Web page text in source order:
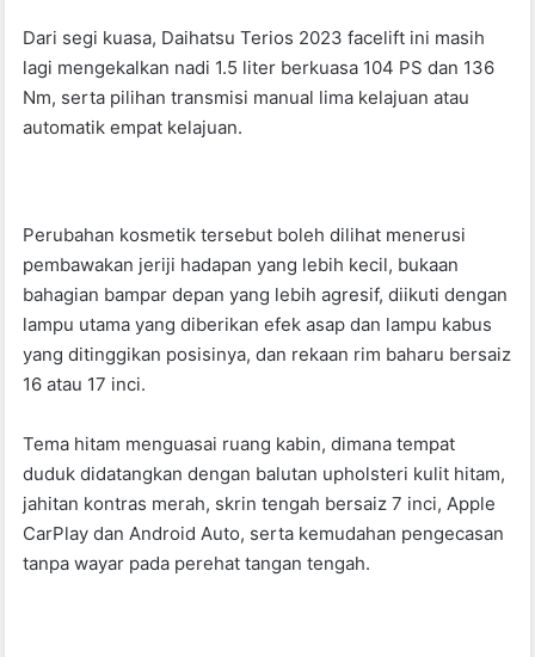
o
k
p
Dari segi kuasa, Daihatsu Terios 2023 facelift ini masih
lagi mengekalkan nadi 1.5 liter berkuasa 104 PS dan 136
Nm, serta pilihan transmisi manual lima kelajuan atau
automatik empat kelajuan.
Perubahan kosmetik tersebut boleh dilihat menerusi
pembawakan jeriji hadapan yang lebih kecil, bukaan
bahagian bampar depan yang lebih agresif, diikuti dengan
lampu utama yang diberikan efek asap dan lampu kabus
yang ditinggikan posisinya, dan rekaan rim baharu bersaiz
16 atau 17 inci.
Tema hitam menguasai ruang kabin, dimana tempat
duduk didatangkan dengan balutan upholsteri kulit hitam,
jahitan kontras merah, skrin tengah bersaiz 7 inci, Apple
CarPlay dan Android Auto, serta kemudahan pengecasan
tanpa wayar pada perehat tangan tengah.